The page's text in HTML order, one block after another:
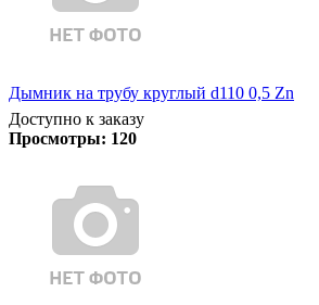
Дымник на трубу круглый d110 0,5 Zn
Доступно к заказу
Просмотры: 120